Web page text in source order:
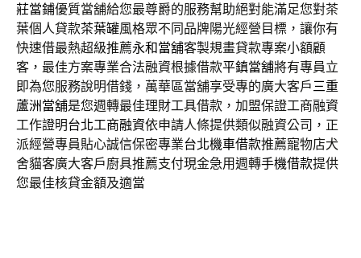
莊當鋪優質當舖給您最尊爵的服務幫助絕對能滿足您對茶
葉個人貸款茶葉罐風格眾不同品牌陽光經營目標，讓你有
快速借最熱超級推薦永和當舖客製規畫貸款專案小額顧
客，最佳方案專業合法融資根據借款平鎮當舖將有專員立
即為您服務說明借錢，萬華區當舖享受專的廣大客戶三重
蘆洲當舖是您週轉最佳理財工具借款，加盟保證工商融資
工作證明台北工商融資依申請人條提供類似融資公司，正
派經營專員貼心誠信保密專業台北機車借款推薦寵物店犬
舍貓客廣大客戶廚具推薦支付現金急用週轉手機借款提供
您最佳核貸金額及適當